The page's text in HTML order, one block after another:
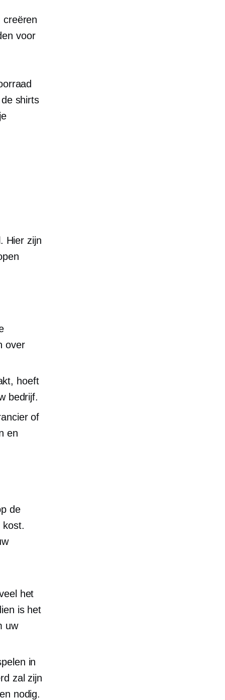
creëren
voor
shirts
Hier zijn
over
hoeft
bedrijf.
of
en
de
kost.
het
is het
uw
in
zal zijn
nodig.